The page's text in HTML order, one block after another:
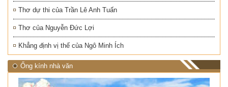
Thơ dự thi của Trần Lê Anh Tuấn
Thơ của Nguyễn Đức Lợi
Khẳng định vị thế của Ngô Minh Ích
Ống kính nhà văn